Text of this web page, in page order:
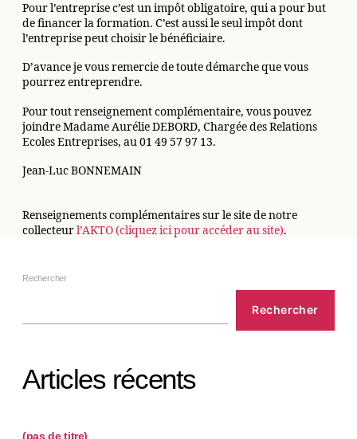
Pour l’entreprise c’est un impôt obligatoire, qui a pour but
de financer la formation. C’est aussi le seul impôt dont
l’entreprise peut choisir le bénéficiaire.
D’avance je vous remercie de toute démarche que vous
pourrez entreprendre.
Pour tout renseignement complémentaire, vous pouvez
joindre Madame Aurélie DEBORD, Chargée des Relations
Ecoles Entreprises, au 01 49 57 97 13.
Jean-Luc BONNEMAIN
Renseignements complémentaires sur le site de notre
collecteurl’AKTO (cliquez ici pour accéder au site).
Rechercher
Rechercher
Articles récents
(pas de titre)